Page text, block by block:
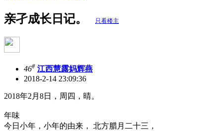
亲孑成长日记。 只看楼主
46# 江西慧露妈辉燕
2018-2-14 23:09:36
2018年2月8日，周四，晴。
年味
今日小年，小年的由来， 北方腊月二十三，